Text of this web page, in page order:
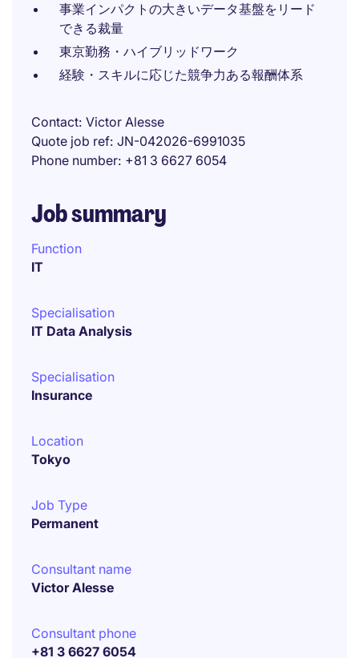
事業インパクトの大きいデータ基盤をリード
できる裁量
東京勤務・ハイブリッドワーク
経験・スキルに応じた競争力ある報酬体系
Contact Victor Alesse
Quote job ref JN-042026-6991035
Phone number +81 3 6627 6054
Job summary
Function
IT
Specialisation
IT Data Analysis
Specialisation
Insurance
Location
Tokyo
Job Type
Permanent
Consultant name
Victor Alesse
Consultant phone
+81 3 6627 6054